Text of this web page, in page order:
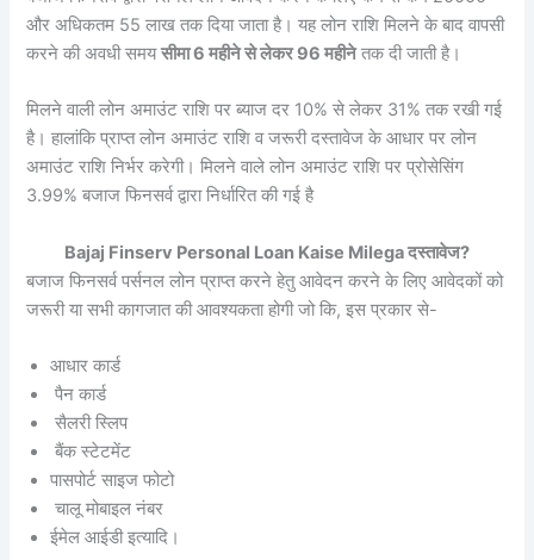
और अधिकतम 55 लाख तक दिया जाता है। यह लोन राशि मिलने के बाद वापसी
करने की अवधी समयसीमा 6 महीने से लेकर 96 महीनेतक दी जाती है।
मिलने वाली लोन अमाउंट राशि पर ब्याज दर 10% से लेकर 31% तक रखी गई
है। हालांकि प्राप्त लोन अमाउंट राशि व जरूरी दस्तावेज के आधार पर लोन
अमाउंट राशि निर्भर करेगी। मिलने वाले लोन अमाउंट राशि पर प्रोसेसिंग
3.99% बजाज फिनसर्व द्वारा निर्धारित की गई है
Bajaj Finserv Personal Loan Kaise Milega दस्तावेज?
बजाज फिनसर्व पर्सनल लोन प्राप्त करने हेतु आवेदन करने के लिए आवेदकों को
जरूरी या सभी कागजात की आवश्यकता होगी जो कि, इस प्रकार से-
आधार कार्ड
पैन कार्ड
सैलरी स्लिप
बैंक स्टेटमेंट
पासपोर्ट साइज फोटो
चालू मोबाइल नंबर
ईमेल आईडी इत्यादि।